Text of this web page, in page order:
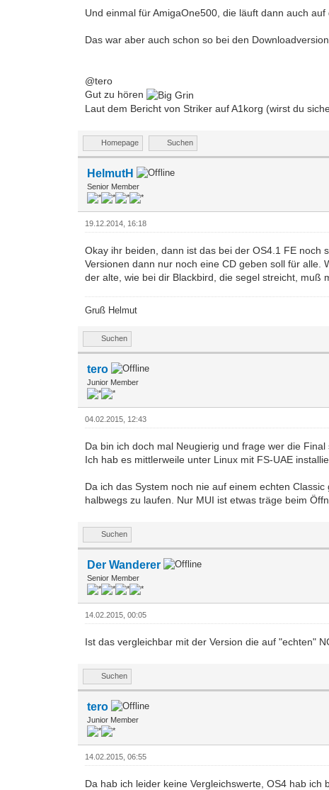
Und einmal für AmigaOne500, die läuft dann auch auf
Das war aber auch schon so bei den
@tero
Gut zu hören
Laut dem Bericht von Striker auf A1korg (wirst du
Homepage Suchen
HelmutH
Senior Member
19.12.2014, 16:18
Okay ihr beiden, dann ist das bei der OS4.1 FE
Versionen dann nur noch eine CD geben soll für
der alte, wie bei dir Blackbird, die segel streicht, muß
Gruß Helmut
Suchen
tero
Junior Member
04.02.2015, 12:43
Da bin ich doch mal Neugierig und frage wer die Final
Ich hab es mittlerweile unter Linux mit FS-UAE
Da ich das System noch nie auf einem echten
halbwegs zu laufen. Nur MUI ist etwas träge beim
Suchen
Der Wanderer
Senior Member
14.02.2015, 00:05
Ist das vergleichbar mit der Version die auf "echten"
Suchen
tero
Junior Member
14.02.2015, 06:55
Da hab ich leider keine Vergleichswerte, OS4 hab ich